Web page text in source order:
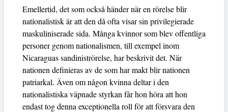
Emellertid, det som också händer när en rörelse blir
nationalistisk är att den då ofta visar sin privilegierade
maskuliniserade sida. Många kvinnor som blev offentliga
personer genom nationalismen, till exempel inom
Nicaraguas sandiniströrelse, har beskrivit det. När
nationen definieras av de som har makt blir nationen
patriarkal. Även om någon kvinna deltar i den
nationalistiska väpnade styrkan får hon höra att hon
endast tog denna exceptionella roll för att försvara den